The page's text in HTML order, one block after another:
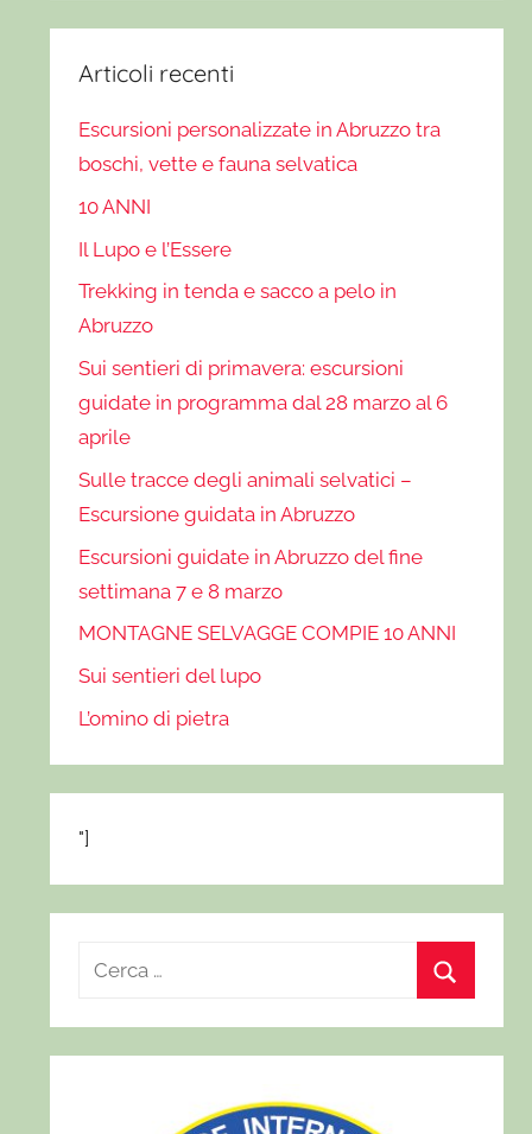
Articoli recenti
Escursioni personalizzate in Abruzzo tra
boschi, vette e fauna selvatica
10 ANNI
Il Lupo e l’Essere
Trekking in tenda e sacco a pelo in
Abruzzo
Sui sentieri di primavera: escursioni
guidate in programma dal 28 marzo al 6
aprile
Sulle tracce degli animali selvatici –
Escursione guidata in Abruzzo
Escursioni guidate in Abruzzo del fine
settimana 7 e 8 marzo
MONTAGNE SELVAGGE COMPIE 10 ANNI
Sui sentieri del lupo
L’omino di pietra
"]
c
e